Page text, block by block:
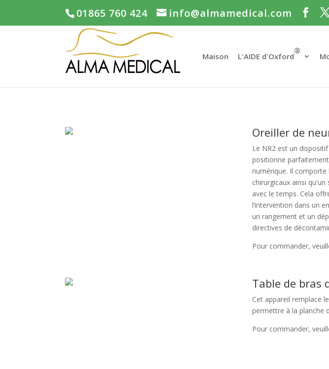
01865 760 424 info@almamedical.com
Maison L'AIDE d'Oxford
®
Oreiller de
Le NR2 est un
positionne
numérique. Il comporte
chirurgicaux ainsi
avec le temps. Cela
l’intervention dans un
un rangement et un
directives de
Pour commander,
Table de bras
Cet appareil remplace
permettre à la planche
Pour commander,